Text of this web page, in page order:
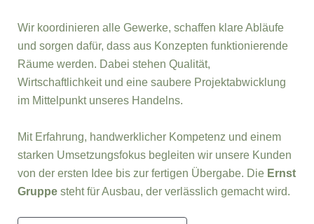
Wir koordinieren alle Gewerke, schaffen klare Abläufe
und sorgen dafür, dass aus Konzepten funktionierende
Räume werden. Dabei stehen Qualität,
Wirtschaftlichkeit und eine saubere Projektabwicklung
im Mittelpunkt unseres Handelns.
Mit Erfahrung, handwerklicher Kompetenz und einem
starken Umsetzungsfokus begleiten wir unsere Kunden
von der ersten Idee bis zur fertigen Übergabe. Die Ernst
Gruppe steht für Ausbau, der verlässlich gemacht wird.